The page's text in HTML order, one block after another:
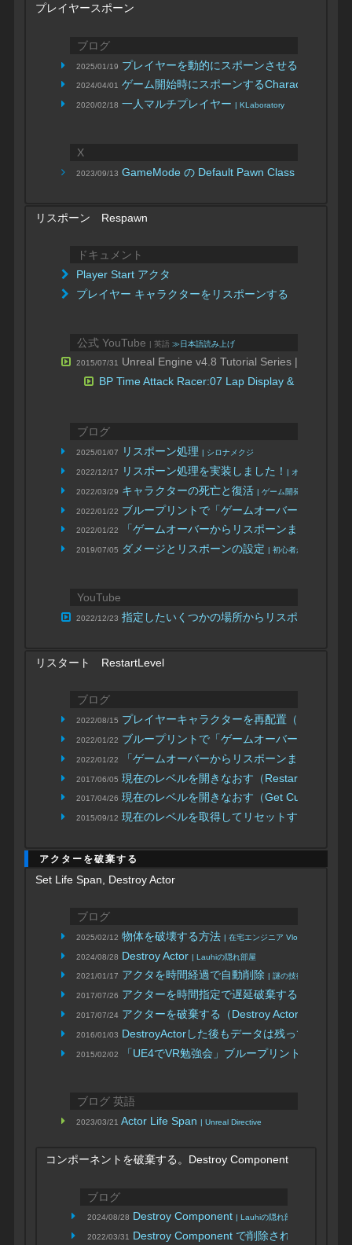
プレイヤースポーン
ブログ
2025/01/19 プレイヤーを動的にスポーンさせる
2024/04/01 ゲーム開始時にスポーンするCharacterを呼
2020/02/18 一人マルチプレイヤー | KLaboratory
X
2023/09/13 GameMode の Default Pawn Class をBP処
リスポーン Respawn
ドキュメント
Player Start アクタ
プレイヤー キャラクターをリスポーンする
公式 YouTube | 英語 ≫日本語読み上げ
2015/07/31 Unreal Engine v4.8 Tutorial Series | UE4 レ
BP Time Attack Racer:07 Lap Display & Respawn
ブログ
2025/01/07 リスポーン処理 | シロナメクジ
2022/12/17 リスポーン処理を実装しました！ | オレンジ
2022/03/29 キャラクターの死亡と復活 | ゲーム開発備忘録
2022/01/22 ブループリントで「ゲームオーバーからリス
2022/01/22 「ゲームオーバーからリスポーンまでの流れ
2019/07/05 ダメージとリスポーンの設定 | 初心者から画像制作
YouTube
2022/12/23 指定したいくつかの場所からリスポーンさせ
リスタート RestartLevel
ブログ
2022/08/15 プレイヤーキャラクターを再配置（リスポ
2022/01/22 ブループリントで「ゲームオーバーからリス
2022/01/22 「ゲームオーバーからリスポーンまでの流れ
2017/06/05 現在のレベルを開きなおす（Restart Game）
2017/04/26 現在のレベルを開きなおす（Get Current
2015/09/12 現在のレベルを取得してリセットする
アクターを破棄する
Set Life Span, Destroy Actor
ブログ
2025/02/12 物体を破壊する方法 | 在宅エンジニア Vlog
2024/08/28 Destroy Actor | Lauhiの隠れ部屋
2021/01/17 アクタを時間経過で自動削除 | 謎の技術研究部
2017/07/26 アクターを時間指定で遅延破棄する（Set
2017/07/24 アクターを破棄する（Destroy Actor）
2016/01/03 DestroyActorした後もデータは残ってる問題
2015/02/02 「UE4でVR勉強会」ブループリント入門補
ブログ 英語
2023/03/21 Actor Life Span | Unreal Directive
コンポーネントを破棄する。Destroy Component
ブログ
2024/08/28 Destroy Component | Lauhiの隠れ部屋
2022/03/31 Destroy Component で削除されない場合